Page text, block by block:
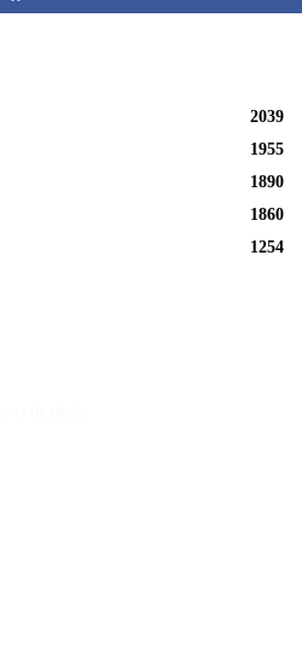
2039
1955
1890
1860
1254